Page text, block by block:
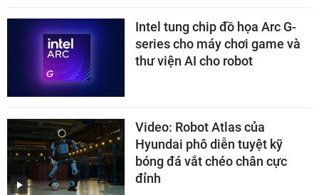
Intel tung chip đồ họa Arc G-
series cho máy chơi game và
thư viện AI cho robot
Video: Robot Atlas của
Hyundai phô diễn tuyệt kỹ
bóng đá vắt chéo chân cực
đỉnh